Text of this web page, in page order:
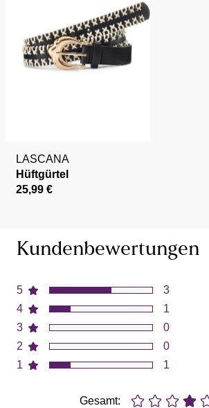
LASCANA
Hüftgürtel
25,99 €
Kundenbewertungen
5
4
3
2
1
3
1
0
0
1
Gesamt: